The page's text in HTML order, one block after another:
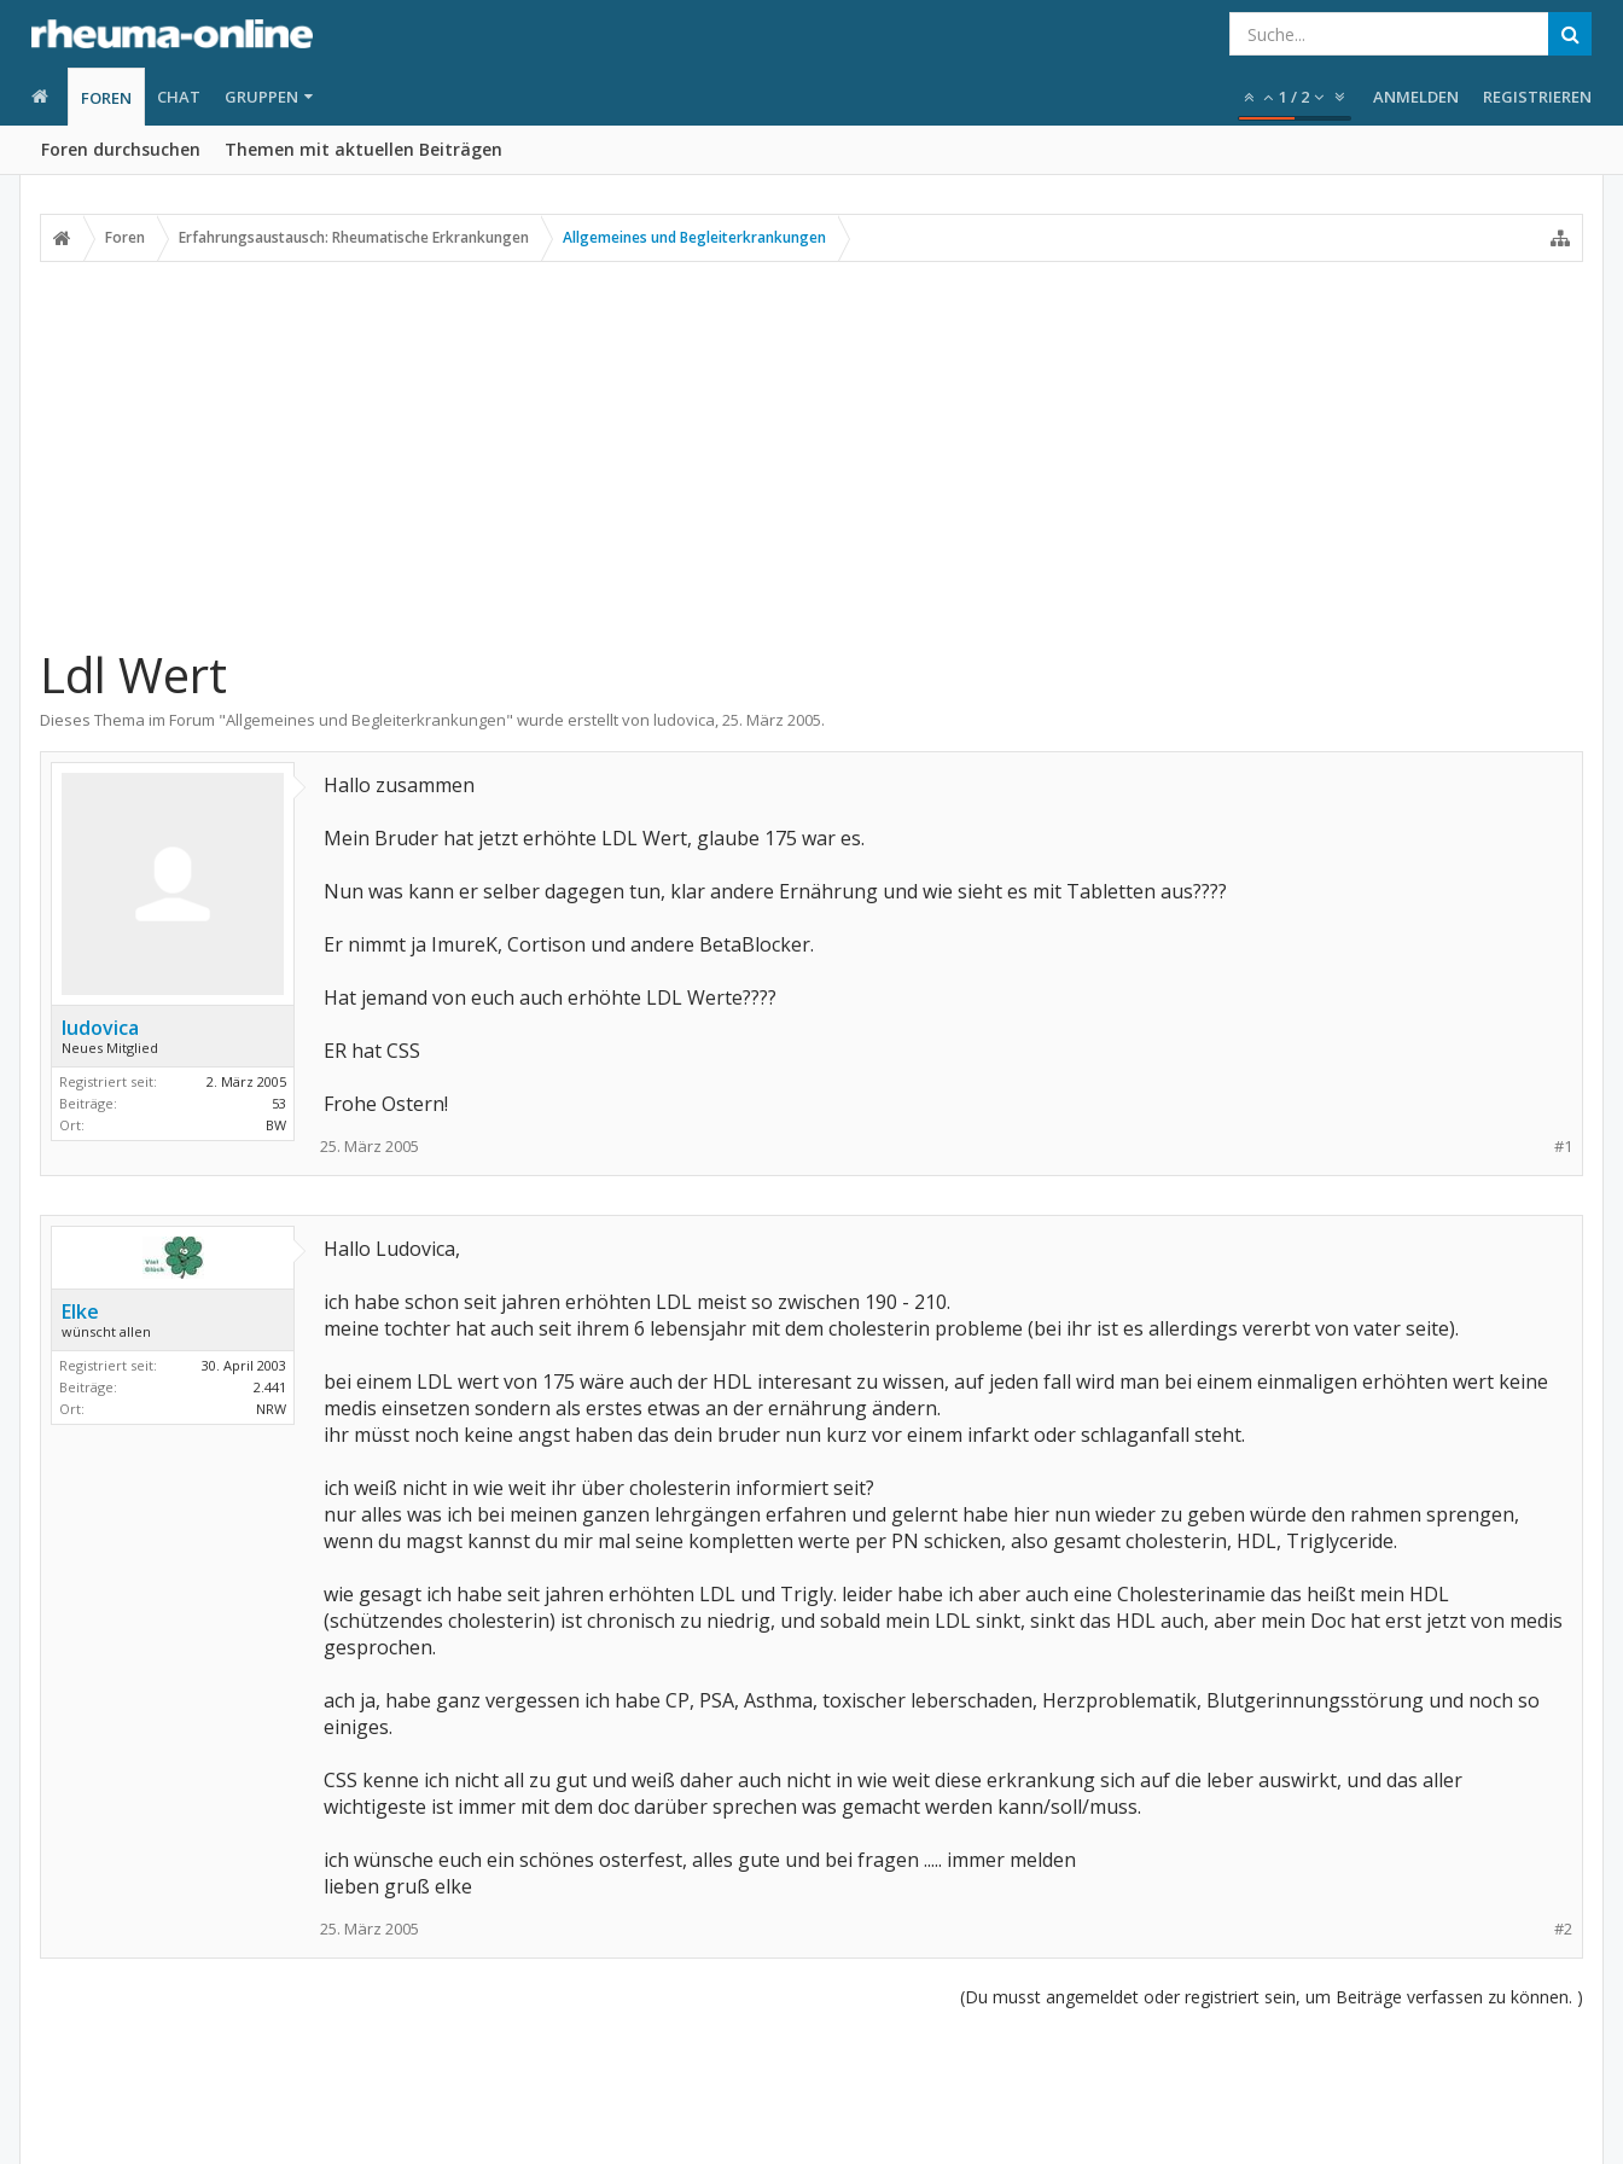
FOREN
Foren durchsuchen Themen mit aktuellen Beiträgen
CHAT GRUPPEN 1 / 2 ANMELDEN REGISTRIEREN
Foren Erfahrungsaustausch: Rheumatische Erkrankungen Allgemeines und Begleiterkrankungen
Ldl Wert
Dieses Thema im Forum "Allgemeines und Begleiterkrankungen" wurde erstellt von ludovica,25. März 2005.
ludovica
Neues Mitglied
Registriert seit:
2. März 2005
Beiträge:
53
Ort:
BW
Hallo zusammen
Mein Bruder hat jetzt erhöhte LDL Wert, glaube 175 war es.
Nun was kann er selber dagegen tun, klar andere Ernährung und wie sieht es mit Tabletten aus????
Er nimmt ja ImureK, Cortison und andere BetaBlocker.
Hat jemand von euch auch erhöhte LDL Werte????
ER hat CSS
Frohe Ostern!
#1
25. März 2005
Elke
wünscht allen
Registriert seit:
30. April 2003
Beiträge:
2.441
Ort:
NRW
Hallo Ludovica,
ich habe schon seit jahren erhöhten LDL meist so zwischen 190 - 210.
meine tochter hat auch seit ihrem 6 lebensjahr mit dem cholesterin probleme (bei ihr ist es allerdings vererbt von vater seite).
bei einem LDL wert von 175 wäre auch der HDL interesant zu wissen, auf jeden fall wird man bei einem einmaligen erhöhten wert keine
medis einsetzen sondern als erstes etwas an der ernährung ändern.
ihr müsst noch keine angst haben das dein bruder nun kurz vor einem infarkt oder schlaganfall steht.
ich weiß nicht in wie weit ihr über cholesterin informiert seit?
nur alles was ich bei meinen ganzen lehrgängen erfahren und gelernt habe hier nun wieder zu geben würde den rahmen sprengen,
wenn du magst kannst du mir mal seine kompletten werte per PN schicken, also gesamt cholesterin, HDL, Triglyceride.
wie gesagt ich habe seit jahren erhöhten LDL und Trigly. leider habe ich aber auch eine Cholesterinamie das heißt mein HDL
(schützendes cholesterin) ist chronisch zu niedrig, und sobald mein LDL sinkt, sinkt das HDL auch, aber mein Doc hat erst jetzt von medis
gesprochen.
ach ja, habe ganz vergessen ich habe CP, PSA, Asthma, toxischer leberschaden, Herzproblematik, Blutgerinnungsstörung und noch so
einiges.
CSS kenne ich nicht all zu gut und weiß daher auch nicht in wie weit diese erkrankung sich auf die leber auswirkt, und das aller
wichtigeste ist immer mit dem doc darüber sprechen was gemacht werden kann/soll/muss.
ich wünsche euch ein schönes osterfest, alles gute und bei fragen ..... immer melden
lieben gruß elke
#2
25. März 2005
(Du musst angemeldet oder registriert sein, um Beiträge verfassen zu können. )